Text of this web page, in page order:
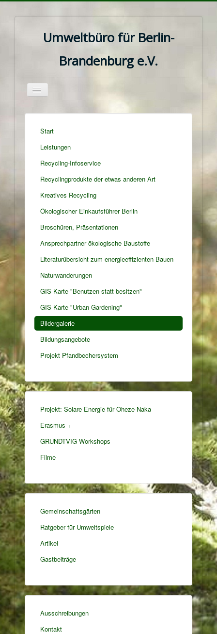
Umweltbüro für Berlin-
Brandenburg e.V.
Navigation
Start
Leistungen
Recycling-Infoservice
Recyclingprodukte der etwas anderen Art
Kreatives Recycling
Ökologischer Einkaufsführer Berlin
Broschüren, Präsentationen
Ansprechpartner ökologische Baustoffe
Literaturübersicht zum energieeffizienten Bauen
Naturwanderungen
GIS Karte "Benutzen statt besitzen"
GIS Karte "Urban Gardening"
Bildergalerie
Bildungsangebote
Projekt Pfandbechersystem
Projekt: Solare Energie für Oheze-Naka
Erasmus +
GRUNDTVIG-Workshops
Filme
Gemeinschaftsgärten
Ratgeber für Umweltspiele
Artikel
Gastbeiträge
Ausschreibungen
Kontakt